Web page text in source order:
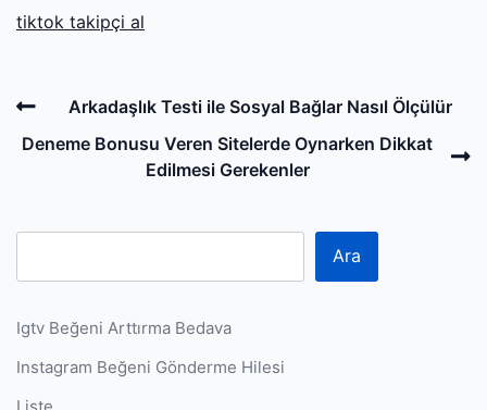
tiktok takipçi al
Post
navigation
Previous
Post
Arkadaşlık Testi ile Sosyal Bağlar Nasıl Ölçülür
Deneme Bonusu Veren Sitelerde Oynarken Dikkat
Edilmesi Gerekenler
Ara
Igtv Beğeni Arttırma Bedava
Instagram Beğeni Gönderme Hilesi